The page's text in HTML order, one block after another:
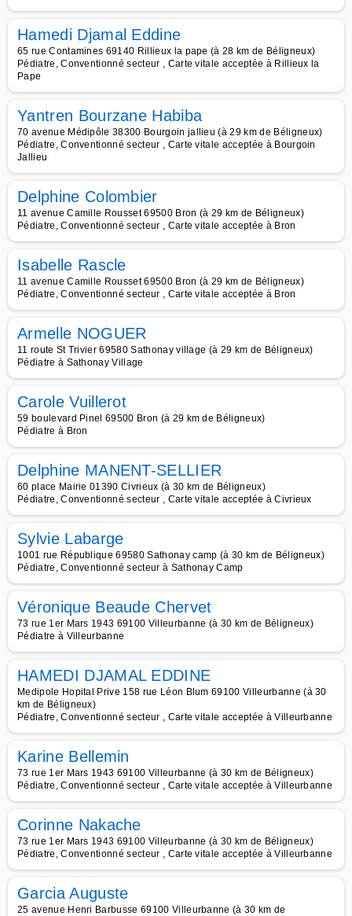
Hamedi Djamal Eddine
65 rue Contamines 69140 Rillieux la pape (à 28 km de Béligneux)
Pédiatre, Conventionné secteur , Carte vitale acceptée à Rillieux la
Pape
Yantren Bourzane Habiba
70 avenue Médipôle 38300 Bourgoin jallieu (à 29 km de Béligneux)
Pédiatre, Conventionné secteur , Carte vitale acceptée à Bourgoin
Jallieu
Delphine Colombier
11 avenue Camille Rousset 69500 Bron (à 29 km de Béligneux)
Pédiatre, Conventionné secteur , Carte vitale acceptée à Bron
Isabelle Rascle
11 avenue Camille Rousset 69500 Bron (à 29 km de Béligneux)
Pédiatre, Conventionné secteur , Carte vitale acceptée à Bron
Armelle NOGUER
11 route St Trivier 69580 Sathonay village (à 29 km de Béligneux)
Pédiatre à Sathonay Village
Carole Vuillerot
59 boulevard Pinel 69500 Bron (à 29 km de Béligneux)
Pédiatre à Bron
Delphine MANENT-SELLIER
60 place Mairie 01390 Civrieux (à 30 km de Béligneux)
Pédiatre, Conventionné secteur , Carte vitale acceptée à Civrieux
Sylvie Labarge
1001 rue République 69580 Sathonay camp (à 30 km de Béligneux)
Pédiatre, Conventionné secteur à Sathonay Camp
Véronique Beaude Chervet
73 rue 1er Mars 1943 69100 Villeurbanne (à 30 km de Béligneux)
Pédiatre à Villeurbanne
HAMEDI DJAMAL EDDINE
Medipole Hopital Prive 158 rue Léon Blum 69100 Villeurbanne (à 30
km de Béligneux)
Pédiatre, Conventionné secteur , Carte vitale acceptée à Villeurbanne
Karine Bellemin
73 rue 1er Mars 1943 69100 Villeurbanne (à 30 km de Béligneux)
Pédiatre, Conventionné secteur , Carte vitale acceptée à Villeurbanne
Corinne Nakache
73 rue 1er Mars 1943 69100 Villeurbanne (à 30 km de Béligneux)
Pédiatre, Conventionné secteur , Carte vitale acceptée à Villeurbanne
Garcia Auguste
25 avenue Henri Barbusse 69100 Villeurbanne (à 30 km de